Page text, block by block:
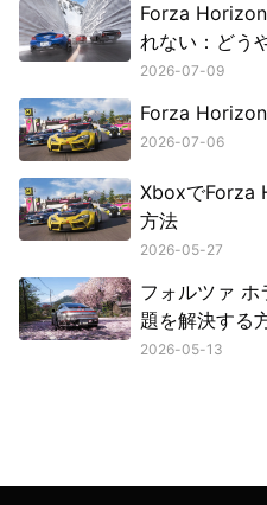
Forza
れない：どう
2026-07-09
Forza
2026-07-06
XboxでForza
方法
2026-05-27
フォルツァ
題を解決する
2026-05-13